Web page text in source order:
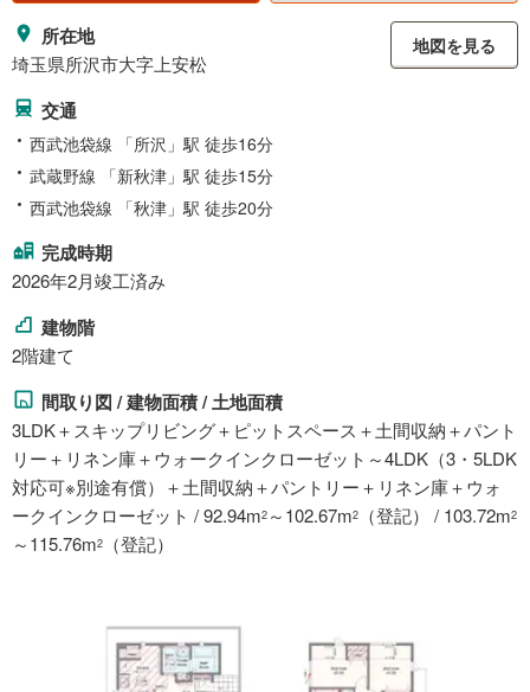
所在地
埼玉県所沢市大字上安松
地図を見る
交通
西武池袋線 「所沢」駅 徒歩16分
武蔵野線 「新秋津」駅 徒歩15分
西武池袋線 「秋津」駅 徒歩20分
完成時期
2026年2月竣工済み
建物階
2階建て
間取り図 / 建物面積 / 土地面積
3LDK＋スキップリビング＋ピットスペース＋土間収納＋パント
リー＋リネン庫＋ウォークインクローゼット～4LDK（3・5LDK
対応可※別途有償）＋土間収納＋パントリー＋リネン庫＋ウォ
ークインクローゼット / 92.94m2 ～102.67m2 （登記） / 103.72m2
～115.76m2 （登記）